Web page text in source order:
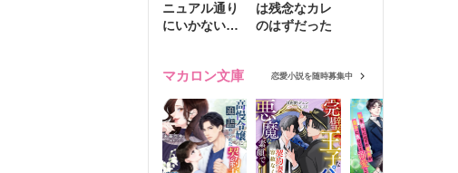
ニュアル通り
にいかない彼
は残念なカレ
のはずだった
マカロン文庫 恋愛小説を随時募集中